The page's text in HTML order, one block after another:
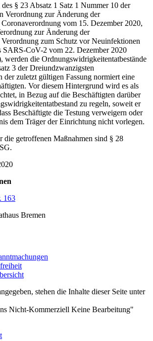
§ 23 Absatz 1 Satz 1 Nummer 10 der
Verordnung zur Änderung der
vom 15. Dezember 2020,
zur Änderung der
zum Schutz vor Neuinfektionen
SARS-CoV-2 vom 22. Dezember 2020
werden die Ordnungswidrigkeitentatbestände
3 der Dreiundzwanzigsten
der zuletzt gültigen Fassung normiert eine
Vor diesem Hintergrund wird es als
in Bezug auf die Beschäftigten darüber
zu regeln, soweit er
Beschäftigte die Testung verweigern oder
dem Träger der Einrichtung nicht vorlegen.
die getroffenen Maßnahmen sind § 28
163
Bremen
stehen die Inhalte dieser Seite unter